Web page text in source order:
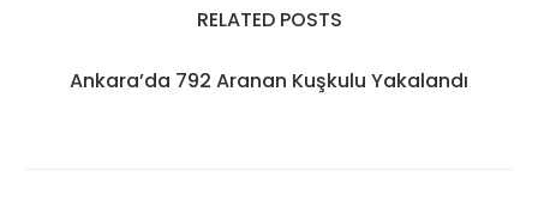
RELATED POSTS
Ankara’da 792 Aranan Kuşkulu Yakalandı